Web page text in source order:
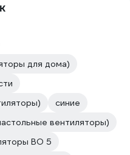
для дома)
синие
вентиляторы)
ВО 5